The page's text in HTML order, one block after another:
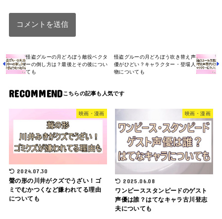
怪盗グルーの月どろぼう敵役ベクタ
ーの倒し方は？最後とその後につい
ても
怪盗グルーの月どろぼう吹き替え声
優がひどい？キャラクター・登場人
物についても
RECOMMEND
映画・漫画
2024.07.30
聲の形の川井がクズでうざい！ゴ
ミでむかつくなど嫌われてる理由
についても
映画・漫画
2025.06.08
ワンピーススタンピードのゲスト
声優は誰？はてなキャラ古川登志
夫についても